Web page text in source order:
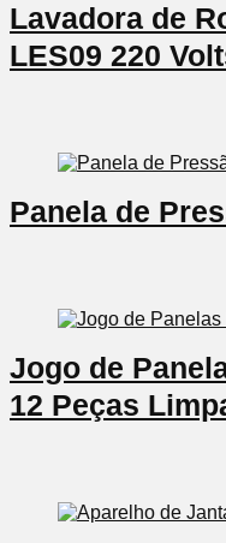
Lavadora de
LES09 220
Panela de
Jogo de
12 Peças